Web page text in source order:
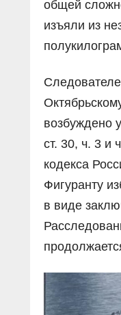
общей
изъяли из
возбуждено
ст. 30, ч. 3 и
кодекса
Фигуранту
в виде